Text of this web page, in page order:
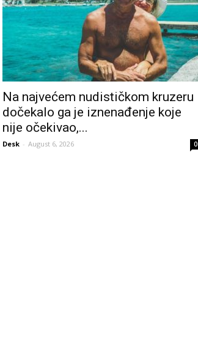
Na najvećem nudističkom kruzeru
dočekalo ga je iznenađenje koje
nije očekivao,...
Desk - August 6, 2026 0